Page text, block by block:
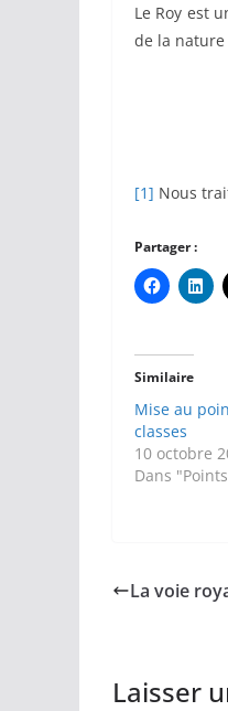
Le Roy est
de la nature
[1] Nous
Partager :
Similaire
Mise au
classes
10 octobre
Dans
La voie
Laisser